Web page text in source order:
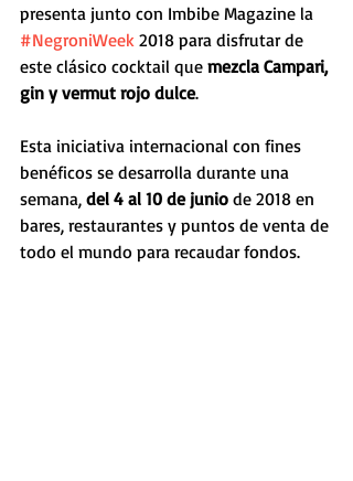
presenta junto con Imbibe Magazine la
#NegroniWeek 2018 para disfrutar de
este clásico cocktail que mezcla Campari,
gin y vermut rojo dulce.
Esta iniciativa internacional con fines
benéficos se desarrolla durante una
semana, del 4 al 10 de junio de 2018 en
bares, restaurantes y puntos de venta de
todo el mundo para recaudar fondos.